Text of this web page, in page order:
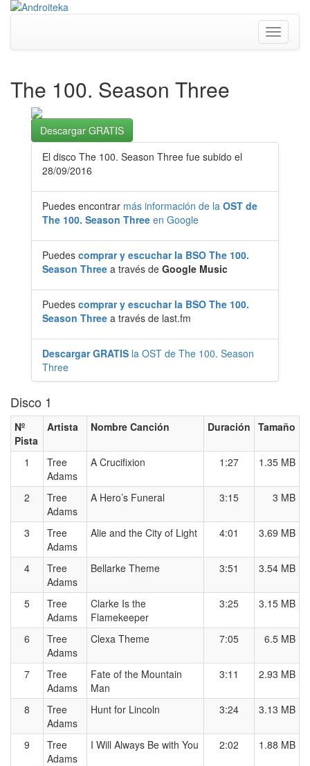
Toggle
The 100. Season Three
Descargar GRATIS
El disco The 100. Season Three fue subido el
28/09/2016
Puedes encontrar más información de la OST de
The 100. Season Three en Google
Puedes comprar y escuchar la BSO The 100.
Season Three a través de Google Music
Puedes comprar y escuchar la BSO The 100.
Season Three a través de last.fm
Descargar GRATIS la OST de The 100. Season
Three
Disco 1
Nº
Pista
Artista Nombre Canción Duración Tamaño
1
Tree
Adams
A Crucifixion 1:27 1.35 MB
2
Tree
Adams
A Hero’s Funeral 3:15 3 MB
3
Tree
Adams
Alie and the City of Light 4:01 3.69 MB
4
Tree
Adams
Bellarke Theme 3:51 3.54 MB
5
Tree
Adams
Clarke Is the
Flamekeeper
3:25 3.15 MB
6
Tree
Adams
Clexa Theme 7:05 6.5 MB
7
Tree
Adams
Fate of the Mountain
Man
3:11 2.93 MB
8
Tree
Adams
Hunt for Lincoln 3:24 3.13 MB
9
Tree
Adams
I Will Always Be with You 2:02 1.88 MB